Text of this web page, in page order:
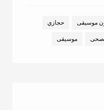
موسيقى حجازي
موسيقى